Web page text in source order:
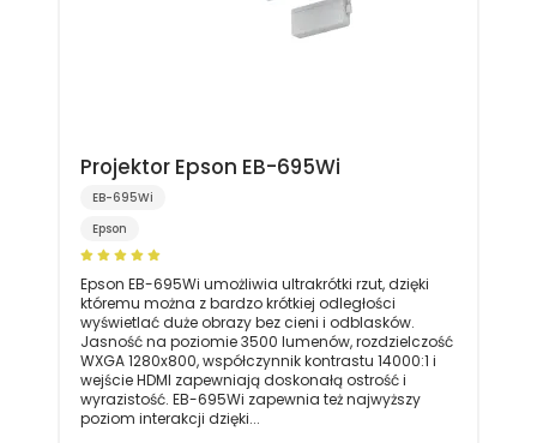
Projektor Epson EB-695Wi
EB-695Wi
Epson
Epson EB-695Wi umożliwia ultrakrótki rzut, dzięki
któremu można z bardzo krótkiej odległości
wyświetlać duże obrazy bez cieni i odblasków.
Jasność na poziomie 3500 lumenów, rozdzielczość
WXGA 1280x800, współczynnik kontrastu 14000:1 i
wejście HDMI zapewniają doskonałą ostrość i
wyrazistość. EB-695Wi zapewnia też najwyższy
poziom interakcji dzięki...